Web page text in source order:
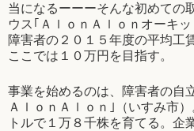
当になるーーーそんな初めての
ウス｢ＡｌｏｎＡｌｏｎオーキッ
障害者の２０１５年度の平均工
ここでは１０万円を目指す。
事業を始めるのは、障害者の自
ＡｌｏｎＡｌｏｎ｣（いすみ市
トルで１万８千株を育てる。企